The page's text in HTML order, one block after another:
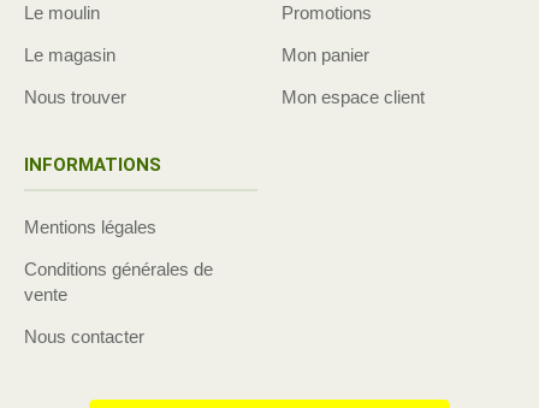
Le moulin
Le magasin
Nous trouver
Promotions
Mon panier
Mon espace client
INFORMATIONS
Mentions légales
Conditions générales de
vente
Nous contacter